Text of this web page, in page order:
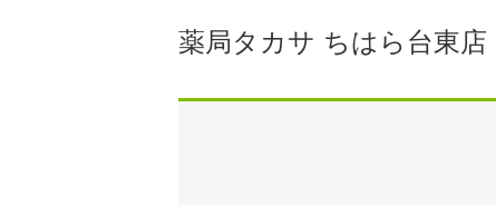
薬局タカサ ちはら台東店